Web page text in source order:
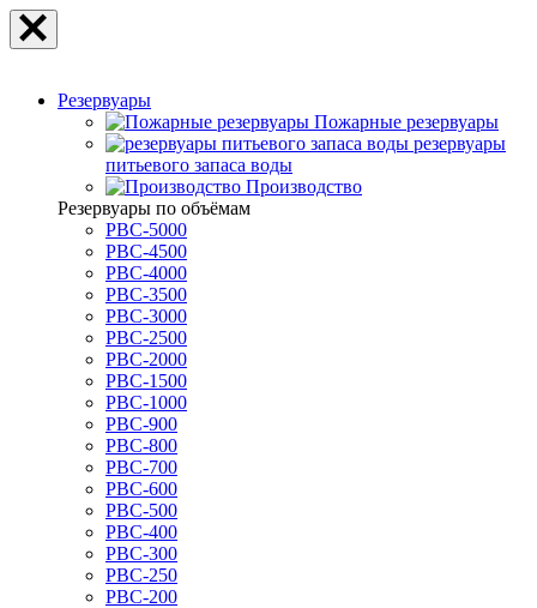
Резервуары
Пожарные резервуары
резервуары
питьевого запаса воды
Производство
Резервуары по объёмам
РВС-5000
РВС-4500
РВС-4000
РВС-3500
РВС-3000
РВС-2500
РВС-2000
РВС-1500
РВС-1000
РВС-900
РВС-800
РВС-700
РВС-600
РВС-500
РВС-400
РВС-300
РВС-250
РВС-200